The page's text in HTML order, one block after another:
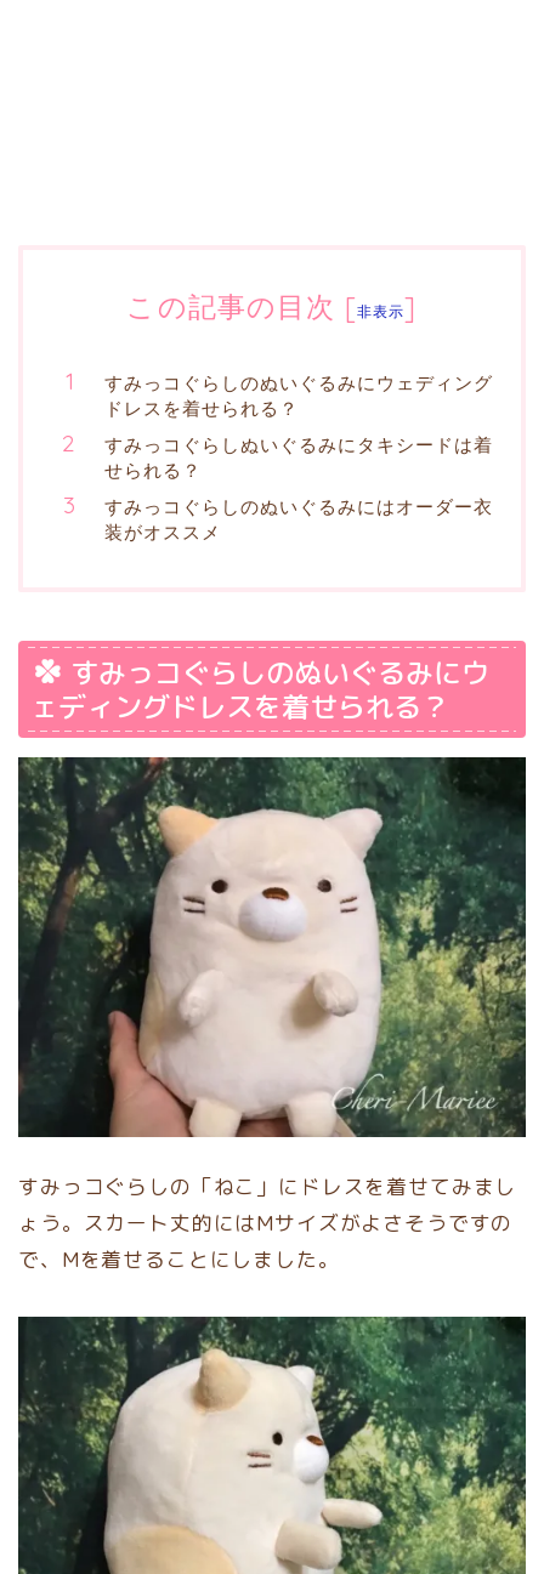
この記事の目次 [非表示]
すみっコぐらしのぬいぐるみにウェディング
ドレスを着せられる？
すみっコぐらしぬいぐるみにタキシードは着
せられる？
すみっコぐらしのぬいぐるみにはオーダー衣
装がオススメ
すみっコぐらしのぬいぐるみにウ
ェディングドレスを着せられる？
すみっコぐらしの「ねこ」にドレスを着せてみまし
ょう。スカート丈的にはMサイズがよさそうですの
で、Mを着せることにしました。